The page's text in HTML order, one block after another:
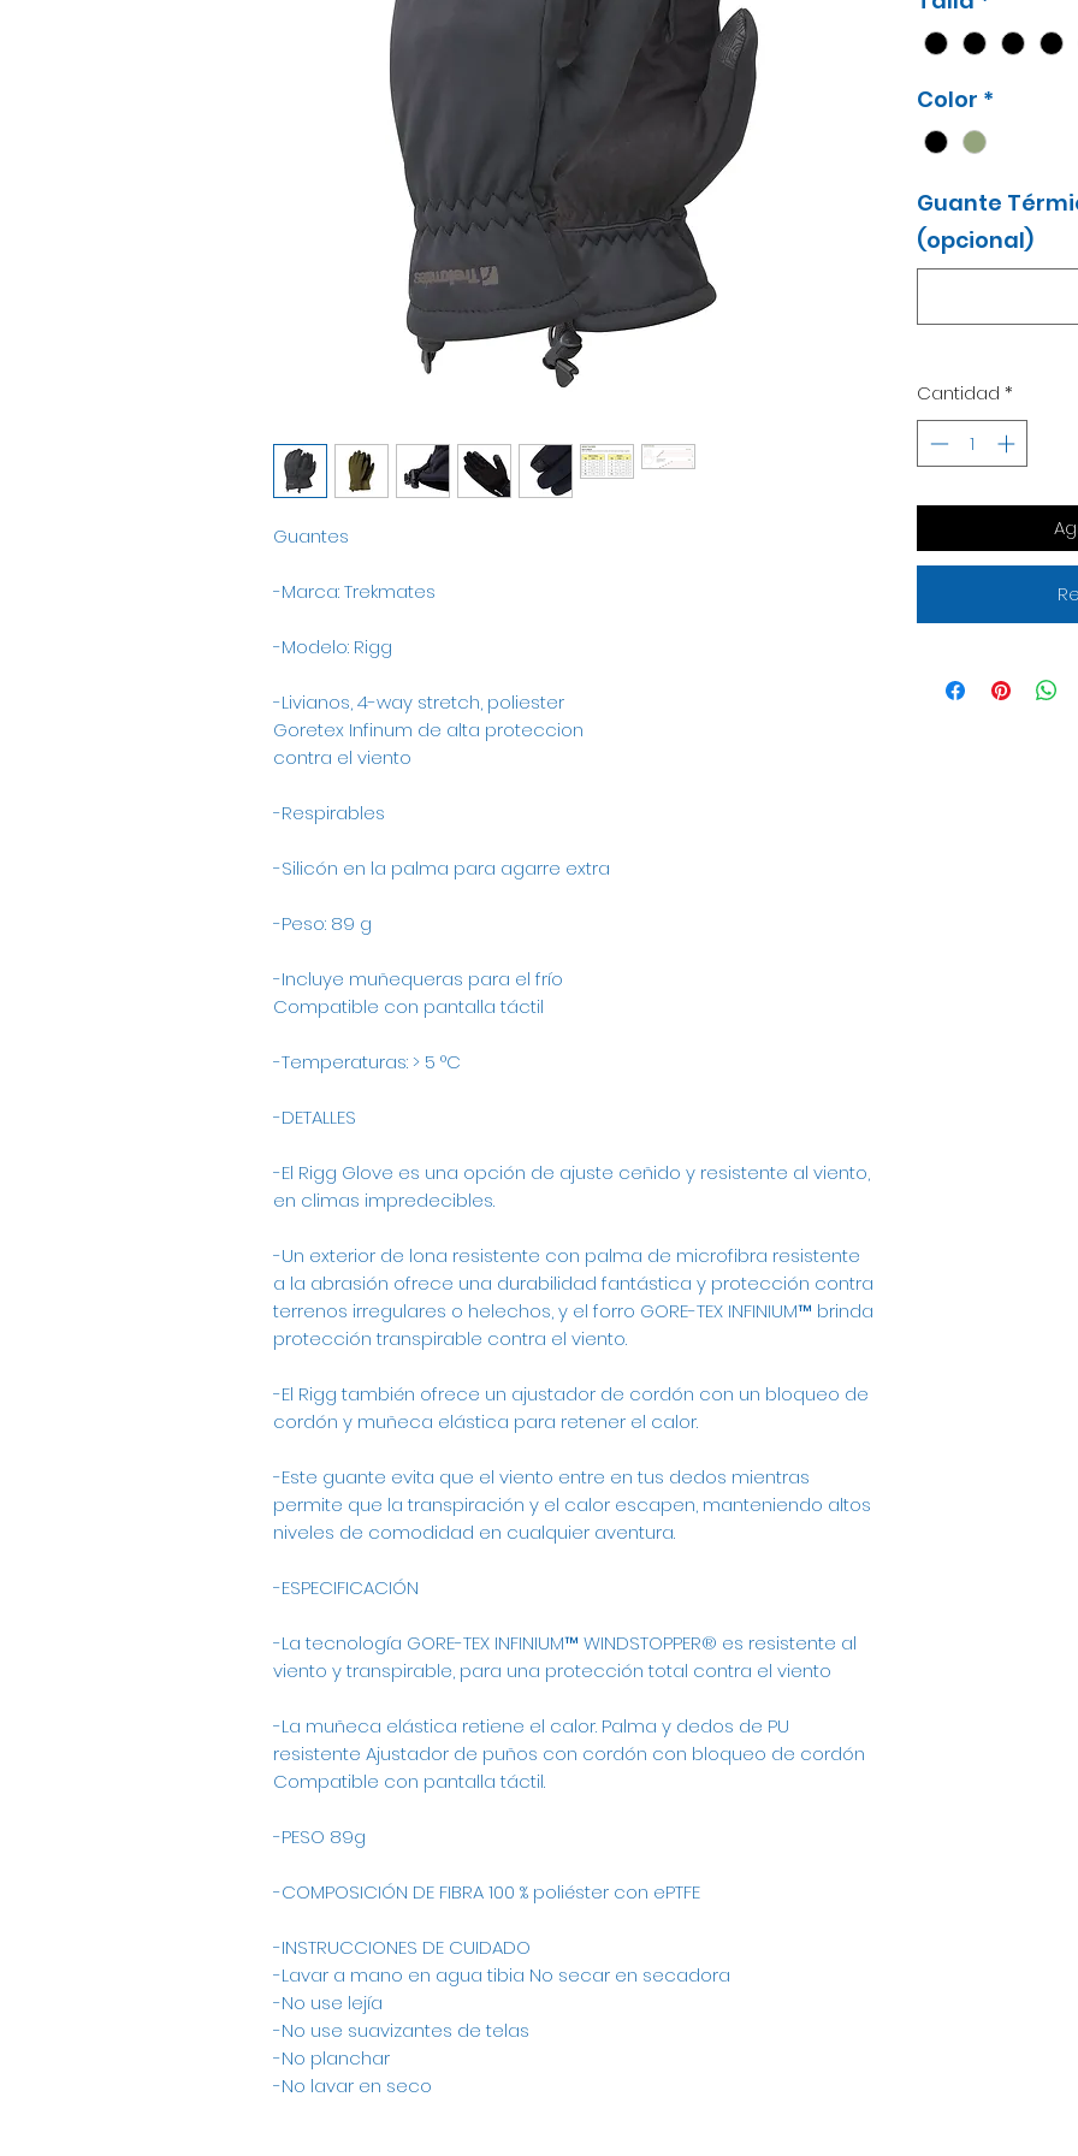
Guantes
-Marca: Trekmates
-Modelo: Rigg
-Livianos, 4-way stretch, poliester
Goretex Infinum de alta proteccion
contra el viento
-Respirables
-Silicón en la palma para agarre extra
-Peso: 89 g
-Incluye muñequeras para el frío
Compatible con pantalla táctil
-Temperaturas: > 5 °C
-DETALLES
-El Rigg Glove es una opción de ajuste ceñido y resistente al viento,
en climas impredecibles.
-Un exterior de lona resistente con palma de microfibra resistente
a la abrasión ofrece una durabilidad fantástica y protección contra
terrenos irregulares o helechos, y el forro GORE-TEX INFINIUM™ brinda
protección transpirable contra el viento.
-El Rigg también ofrece un ajustador de cordón con un bloqueo de
cordón y muñeca elástica para retener el calor.
-Este guante evita que el viento entre en tus dedos mientras
permite que la transpiración y el calor escapen, manteniendo altos
niveles de comodidad en cualquier aventura.
-ESPECIFICACIÓN
-La tecnología GORE-TEX INFINIUM™ WINDSTOPPER® es resistente al
viento y transpirable, para una protección total contra el viento
-La muñeca elástica retiene el calor. Palma y dedos de PU
resistente Ajustador de puños con cordón con bloqueo de cordón
Compatible con pantalla táctil.
-PESO 89g
-COMPOSICIÓN DE FIBRA 100 % poliéster con ePTFE
-INSTRUCCIONES DE CUIDADO
-Lavar a mano en agua tibia No secar en secadora
-No use lejía
-No use suavizantes de telas
-No planchar
-No lavar en seco
Color *
Guante
(opcional)
Cantidad *